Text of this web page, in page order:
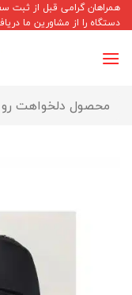
Skip
to
content
همراهان گرامی قبل از
دستگاه را از مشاورین ما
برای: